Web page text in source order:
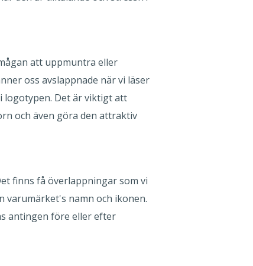
att uppmuntra eller
oss avslappnade när vi läser
logotypen. Det är viktigt att
och även göra den attraktiv
finns få överlappningar som vi
varumärket's namn och ikonen.
antingen före eller efter